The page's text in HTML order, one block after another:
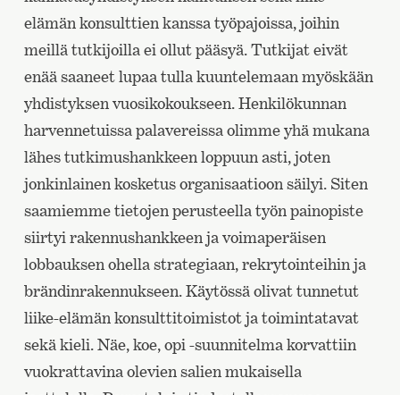
elämän konsulttien kanssa työpajoissa, joihin
meillä tutkijoilla ei ollut pääsyä. Tutkijat eivät
enää saaneet lupaa tulla kuuntelemaan myöskään
yhdistyksen vuosikokoukseen. Henkilökunnan
harvennetuissa palavereissa olimme yhä mukana
lähes tutkimushankkeen loppuun asti, joten
jonkinlainen kosketus organisaatioon säilyi. Siten
saamiemme tietojen perusteella työn painopiste
siirtyi rakennushankkeen ja voimaperäisen
lobbauksen ohella strategiaan, rekrytointeihin ja
brändinrakennukseen. Käytössä olivat tunnetut
liike-elämän konsulttitoimistot ja toimintatavat
sekä kieli. Näe, koe, opi -suunnitelma korvattiin
vuokrattavina olevien salien mukaisella